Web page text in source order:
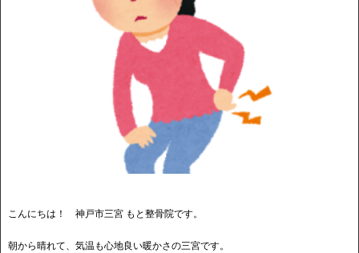
こんにちは！ 神戸市三宮 もと整骨院です。
朝から晴れて、気温も心地良い暖かさの三宮です。